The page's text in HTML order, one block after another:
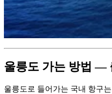
울릉도 가는 방법 —
울릉도로 들어가는 국내 항구는